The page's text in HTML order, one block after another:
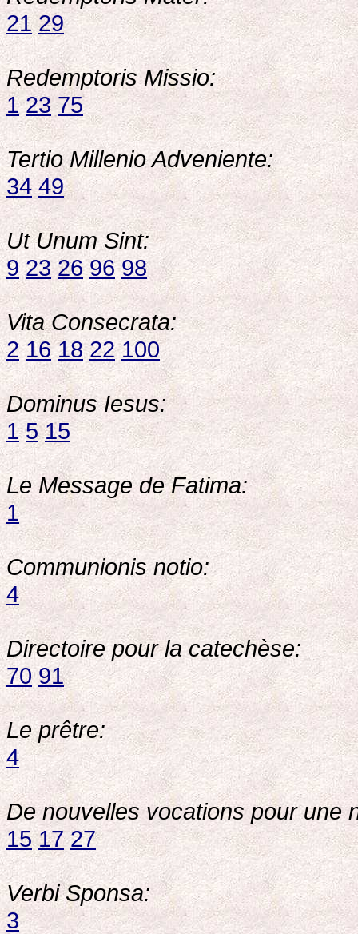
21 29
Redemptoris Missio:
1 23 75
Tertio Millenio Adveniente:
34 49
Ut Unum Sint:
9 23 26 96 98
Vita Consecrata:
2 16 18 22 100
Dominus Iesus:
1 5 15
Le Message de Fatima:
1
Communionis notio:
4
Directoire pour la catechèse:
70 91
Le prêtre:
4
De nouvelles vocations pour une
15 17 27
Verbi Sponsa:
3